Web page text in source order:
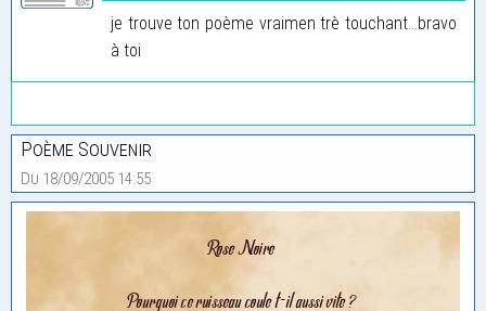
je trouve ton poème vraimen trè touchant...bravo
à toi
Poème Souvenir
Du 18/09/2005 14:55